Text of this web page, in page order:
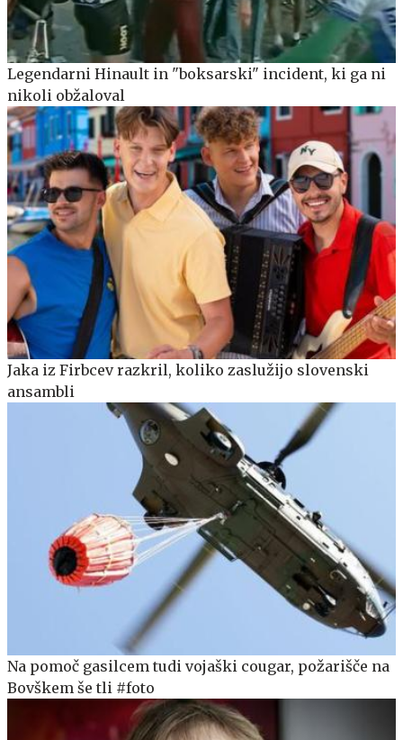
Legendarni Hinault in "boksarski" incident, ki ga ni
nikoli obžaloval
Jaka iz Firbcev razkril, koliko zaslužijo slovenski
ansambli
Na pomoč gasilcem tudi vojaški cougar, požarišče na
Bovškem še tli #foto